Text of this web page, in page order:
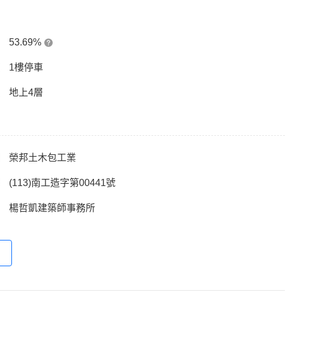
53.69%
1樓停車
地上4層
榮邦土木包工業
(113)南工造字第00441號
楊哲凱建築師事務所